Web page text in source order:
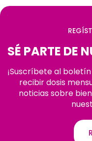
SÉ PARTE DE
¡Suscríbete al
recibir dosis
noticias sobre